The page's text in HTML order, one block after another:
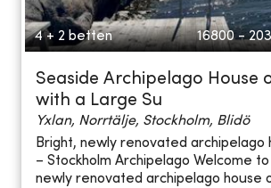
4 + 2 betten 16800 -
Seaside Archipelago House
with a Large Su
Yxlan, Norrtälje, Stockholm, Blidö
Bright, newly renovated archipelago
– Stockholm Archipelago Welcome
newly renovated archipelago house